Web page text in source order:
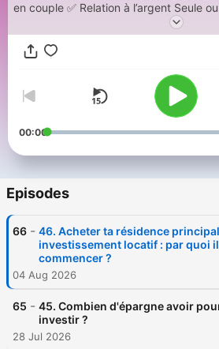
en couple ✅ Relation à l’argent Seule ou avec mes invités, on
est ensemble pour kiffer parler argent ! ------- 🔸Je suis
Maeliza, j’investis depuis plus de 13
femmes à construire leur matrimoine. 🔸Newsletter
https://www.instagram.com/
Ausha. Visitez ausha.co/fr/politique-
00:00
Episodes
66 - 46. Acheter ta résidence
investissement locatif : par quoi
commencer ?
04 Aug 2026
65 - 45. Combien d'épargne avoir
investir ?
28 Jul 2026